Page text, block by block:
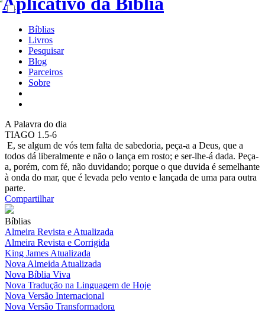
Bíblias
Livros
Pesquisar
Blog
Parceiros
Sobre
A Palavra do dia
TIAGO 1.5-6
E, se algum de vós tem falta de sabedoria, peça-a a Deus, que a
todos dá liberalmente e não o lança em rosto; e ser-lhe-á dada. Peça-
a, porém, com fé, não duvidando; porque o que duvida é semelhante
à onda do mar, que é levada pelo vento e lançada de uma para outra
parte.
Compartilhar
Bíblias
Almeira Revista e Atualizada
Almeira Revista e Corrigida
King James Atualizada
Nova Almeida Atualizada
Nova Bíblia Viva
Nova Tradução na Linguagem de Hoje
Nova Versão Internacional
Nova Versão Transformadora